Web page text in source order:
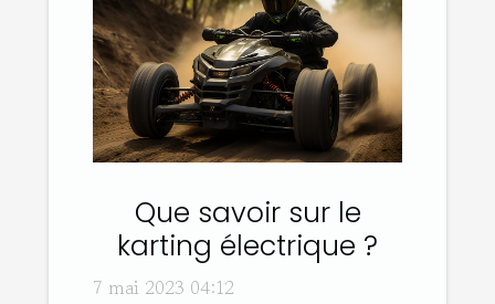
Que savoir sur le
karting électrique ?
7 mai 2023 04:12